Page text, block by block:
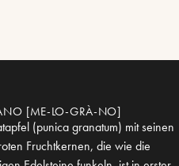
[ME-LO-GRÀ-NO]
(punica granatum) mit seinen
Fruchtkernen, die wie die